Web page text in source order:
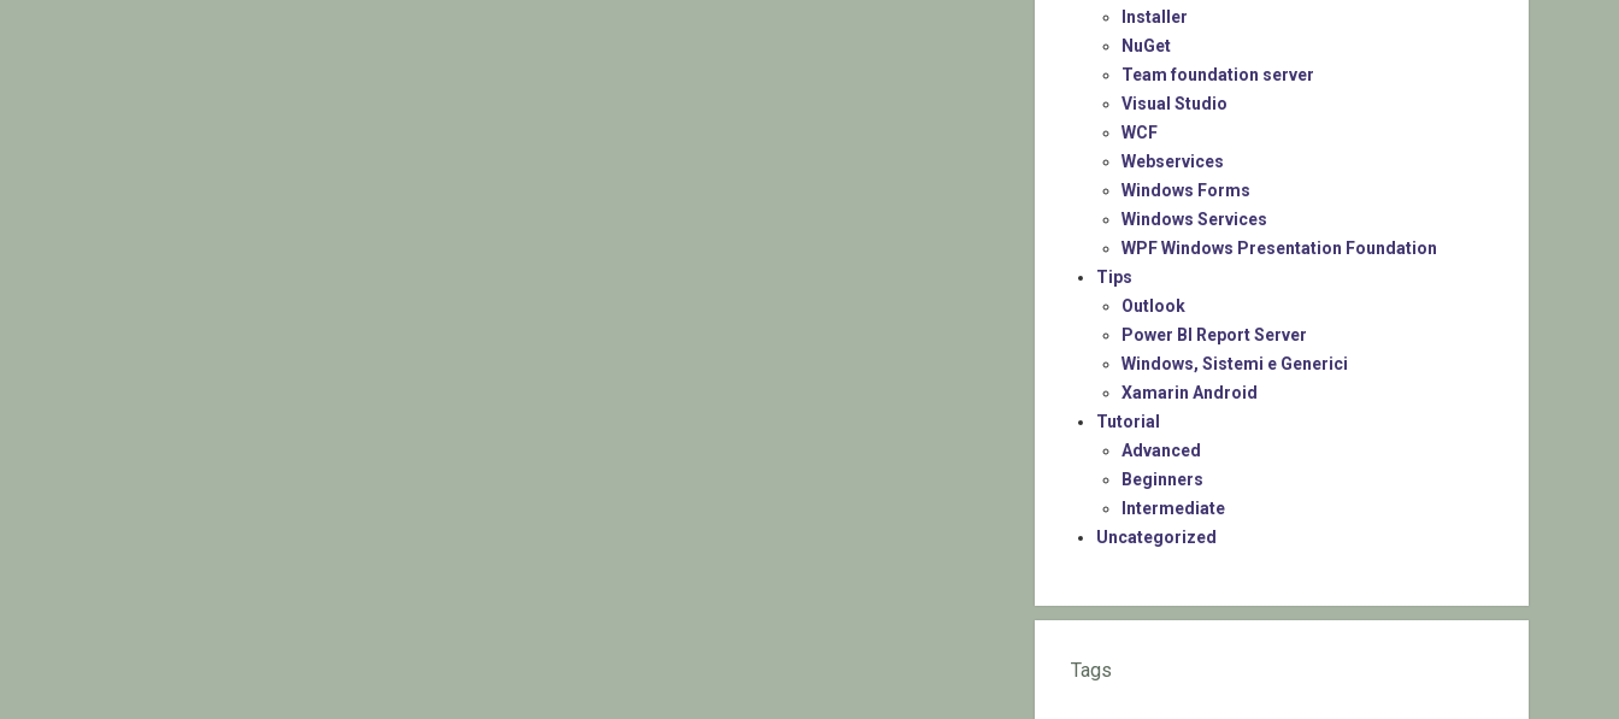
Installer
NuGet
Team foundation server
Visual Studio
WCF
Webservices
Windows Forms
Windows Services
WPF Windows Presentation Foundation
Tips
Outlook
Power BI Report Server
Windows, Sistemi e Generici
Xamarin Android
Tutorial
Advanced
Beginners
Intermediate
Uncategorized
Tags